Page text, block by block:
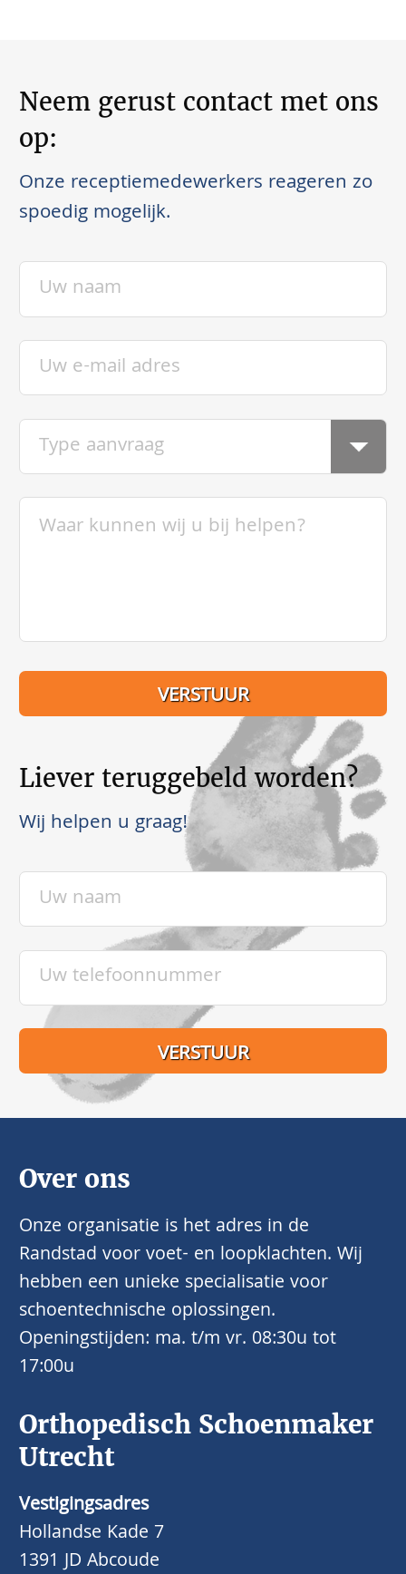
Neem gerust contact met ons
op:
Onze receptiemedewerkers reageren zo
spoedig mogelijk.
Liever teruggebeld worden?
Wij helpen u graag!
Orthopedisch Schoenmaker
Utrecht
Vestigingsadres
Hollandse Kade 7
1391 JD Abcoude
Over ons
Onze organisatie is het adres in de
Randstad voor voet- en loopklachten. Wij
hebben een unieke specialisatie voor
schoentechnische oplossingen.
Openingstijden: ma. t/m vr. 08:30u tot
17:00u